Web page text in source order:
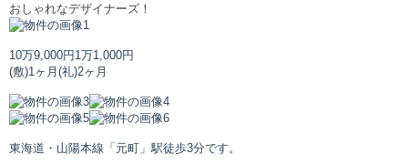
おしゃれなデザイナーズ！
10万9,000円 1万1,000円
(敷)1ヶ月 (礼)2ヶ月
東海道・山陽本線「元町」駅徒歩3分です。